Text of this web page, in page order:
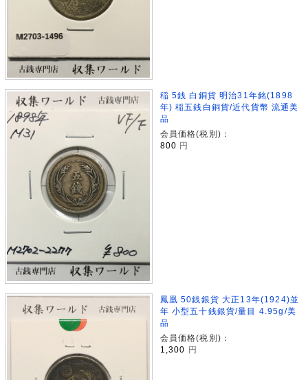
稲 5銭 白銅貨 明治31年銘(1898
年) 稲五銭白銅貨/近代貨幣 流通美
品
会員価格(税別)：
800 円
鳳凰 50銭銀貨 大正13年(1924)並
年 小型五十銭銀貨/量目 4.95g/美
品
会員価格(税別)：
1,300 円